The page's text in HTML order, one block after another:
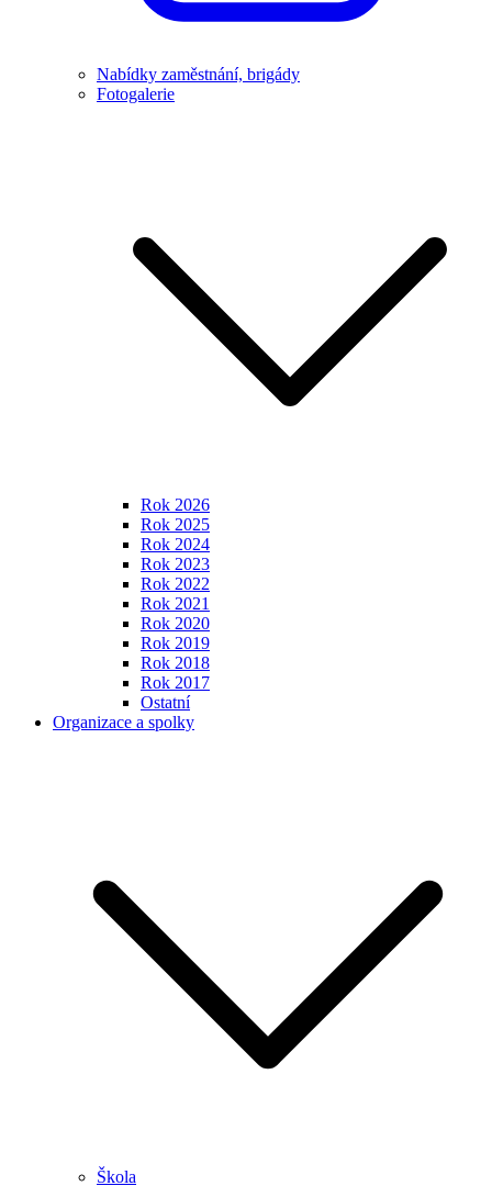
Nabídky zaměstnání, brigády
Fotogalerie
Rok 2026
Rok 2025
Rok 2024
Rok 2023
Rok 2022
Rok 2021
Rok 2020
Rok 2019
Rok 2018
Rok 2017
Ostatní
Organizace a spolky
Škola